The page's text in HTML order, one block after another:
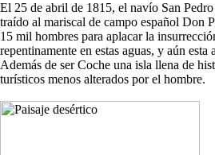
El 25 de abril de 1815, el navío San
traído al mariscal de campo español Don
15 mil hombres para aplacar la
repentinamente en estas aguas, y aún
Además de ser Coche una isla llena de
turísticos menos alterados por el hombre.